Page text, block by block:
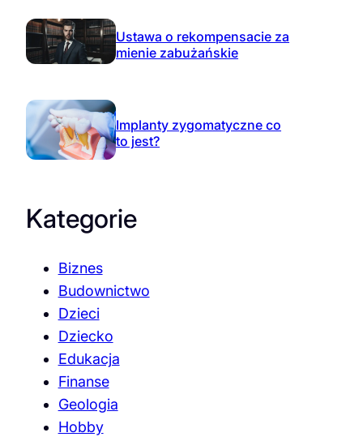
Ustawa o rekompensacie za
mienie zabużańskie
Implanty zygomatyczne co
to jest?
Kategorie
Biznes
Budownictwo
Dzieci
Dziecko
Edukacja
Finanse
Geologia
Hobby